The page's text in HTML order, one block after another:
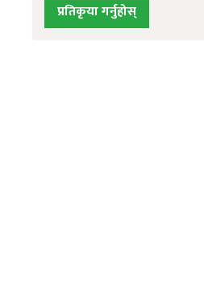
प्रतिकृया गर्नुहोस्